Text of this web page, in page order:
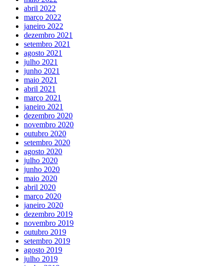
abril 2022
março 2022
janeiro 2022
dezembro 2021
setembro 2021
agosto 2021
julho 2021
junho 2021
maio 2021
abril 2021
março 2021
janeiro 2021
dezembro 2020
novembro 2020
outubro 2020
setembro 2020
agosto 2020
julho 2020
junho 2020
maio 2020
abril 2020
março 2020
janeiro 2020
dezembro 2019
novembro 2019
outubro 2019
setembro 2019
agosto 2019
julho 2019